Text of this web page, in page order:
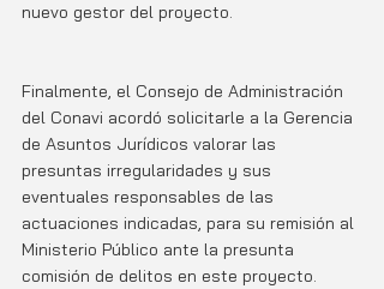
nuevo gestor del proyecto.
Finalmente, el Consejo de Administración
del Conavi acordó solicitarle a la Gerencia
de Asuntos Jurídicos valorar las
presuntas irregularidades y sus
eventuales responsables de las
actuaciones indicadas, para su remisión al
Ministerio Público ante la presunta
comisión de delitos en este proyecto.